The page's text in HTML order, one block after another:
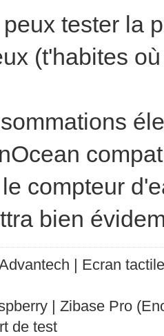
tester la
(t'habites
compteur
bien
| Ecran
| Zibase Pro
de test